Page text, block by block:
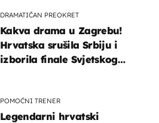
DRAMATIČAN PREOKRET
Kakva drama u Zagrebu!
Hrvatska srušila Srbiju i
izborila finale Svjetskog
POMOĆNI TRENER
Legendarni hrvatski